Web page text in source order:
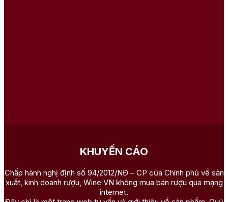
nho bản địa Obeideh và Merwah. Rượu sở hữu màu vàng rơm
KHUYẾN CÁO
Chấp hành nghị định số 94/2012/NĐ – CP của Chính phủ về sản
xuất, kinh doanh rượu, Wine VN không mua bán rượu qua mạng
internet.